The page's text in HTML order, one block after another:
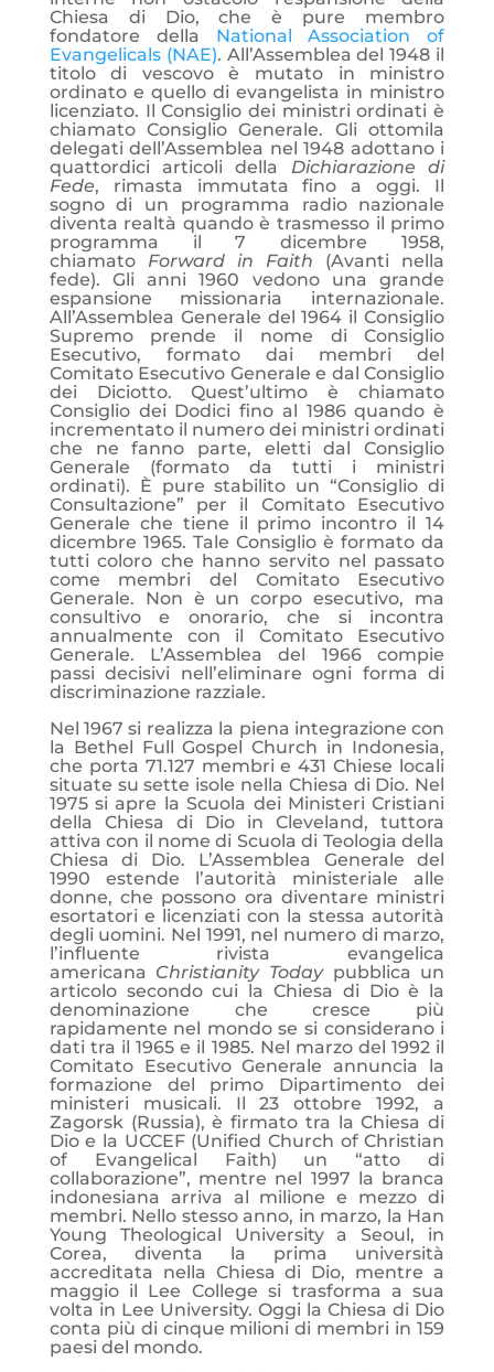
Chiesa di Dio, che è pure membro
fondatore della National Association of
Evangelicals (NAE). All’Assemblea del 1948 il
titolo di vescovo è mutato in ministro
ordinato e quello di evangelista in ministro
licenziato. Il Consiglio dei ministri ordinati è
chiamato Consiglio Generale. Gli ottomila
delegati dell’Assemblea nel 1948 adottano i
quattordici articoli della Dichiarazione di
Fede, rimasta immutata fino a oggi. Il
sogno di un programma radio nazionale
diventa realtà quando è trasmesso il primo
programma il 7 dicembre 1958,
chiamato Forward in Faith (Avanti nella
fede). Gli anni 1960 vedono una grande
espansione missionaria internazionale.
All’Assemblea Generale del 1964 il Consiglio
Supremo prende il nome di Consiglio
Esecutivo, formato dai membri del
Comitato Esecutivo Generale e dal Consiglio
dei Diciotto. Quest’ultimo è chiamato
Consiglio dei Dodici fino al 1986 quando è
incrementato il numero dei ministri ordinati
che ne fanno parte, eletti dal Consiglio
Generale (formato da tutti i ministri
ordinati). È pure stabilito un “Consiglio di
Consultazione” per il Comitato Esecutivo
Generale che tiene il primo incontro il 14
dicembre 1965. Tale Consiglio è formato da
tutti coloro che hanno servito nel passato
come membri del Comitato Esecutivo
Generale. Non è un corpo esecutivo, ma
consultivo e onorario, che si incontra
annualmente con il Comitato Esecutivo
Generale. L’Assemblea del 1966 compie
passi decisivi nell’eliminare ogni forma di
discriminazione razziale.
Nel 1967 si realizza la piena integrazione con
la Bethel Full Gospel Church in Indonesia,
che porta 71.127 membri e 431 Chiese locali
situate su sette isole nella Chiesa di Dio. Nel
1975 si apre la Scuola dei Ministeri Cristiani
della Chiesa di Dio in Cleveland, tuttora
attiva con il nome di Scuola di Teologia della
Chiesa di Dio. L’Assemblea Generale del
1990 estende l’autorità ministeriale alle
donne, che possono ora diventare ministri
esortatori e licenziati con la stessa autorità
degli uomini. Nel 1991, nel numero di marzo,
l’influente rivista evangelica
americana Christianity Today pubblica un
articolo secondo cui la Chiesa di Dio è la
denominazione che cresce più
rapidamente nel mondo se si considerano i
dati tra il 1965 e il 1985. Nel marzo del 1992 il
Comitato Esecutivo Generale annuncia la
formazione del primo Dipartimento dei
ministeri musicali. Il 23 ottobre 1992, a
Zagorsk (Russia), è firmato tra la Chiesa di
Dio e la UCCEF (Unified Church of Christian
of Evangelical Faith) un “atto di
collaborazione”, mentre nel 1997 la branca
indonesiana arriva al milione e mezzo di
membri. Nello stesso anno, in marzo, la Han
Young Theological University a Seoul, in
Corea, diventa la prima università
accreditata nella Chiesa di Dio, mentre a
maggio il Lee College si trasforma a sua
volta in Lee University. Oggi la Chiesa di Dio
conta più di cinque milioni di membri in 159
paesi del mondo.